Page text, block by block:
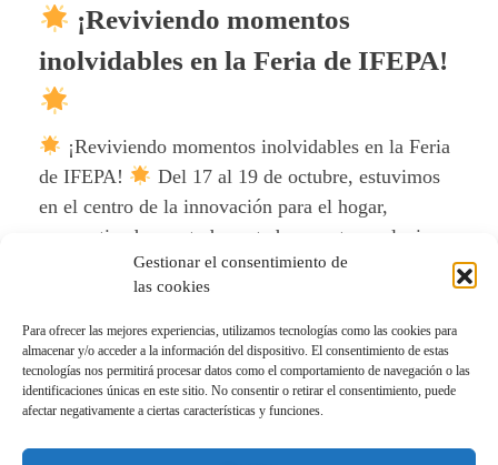
Gestionar el consentimiento de
las cookies
Para ofrecer las mejores experiencias, utilizamos tecnologías como las cookies para
almacenar y/o acceder a la información del dispositivo. El consentimiento de estas
tecnologías nos permitirá procesar datos como el comportamiento de navegación o las
identificaciones únicas en este sitio. No consentir o retirar el consentimiento, puede
afectar negativamente a ciertas características y funciones.
¡Reviviendo momentos
inolvidables en la Feria de IFEPA!
¡Reviviendo momentos inolvidables en la Feria
de IFEPA!
Del 17 al 19 de octubre, estuvimos
en el centro de la innovación para el hogar,
compartiendo con todos ustedes nuestras soluciones
para un ambiente más limpio, sano y confortable.
Leer más